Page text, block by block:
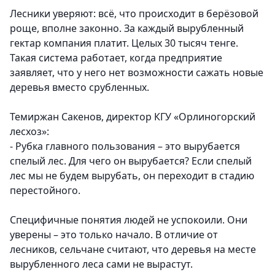
Лесники уверяют: всё, что происходит в берёзовой
роще, вполне законно. За каждый вырубленный
гектар компания платит. Целых 30 тысяч тенге.
Такая система работает, когда предприятие
заявляет, что у него нет возможности сажать новые
деревья вместо срубленных.
Темиржан Сакенов, директор КГУ «Орлиногорский
лесхоз»:
- Рубка главного пользования – это вырубается
спелый лес. Для чего он вырубается? Если спелый
лес мы не будем вырубать, он переходит в стадию
перестойного.
Специфичные понятия людей не успокоили. Они
уверены – это только начало. В отличие от
лесников, сельчане считают, что деревья на месте
вырубленного леса сами не вырастут.